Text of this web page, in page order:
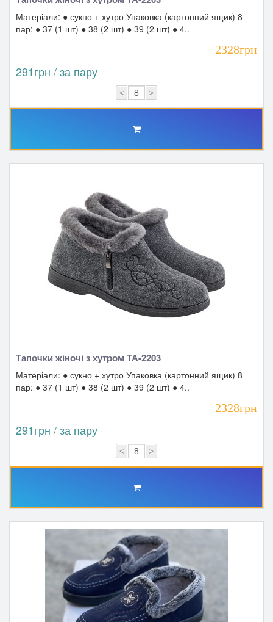
Матеріали: ● сукно + хутро Упаковка (картонний ящик) 8
пар: ● 37 (1 шт) ● 38 (2 шт) ● 39 (2 шт) ● 4..
2328грн
291грн / за пару
< >
Тапочки жіночі з хутром ТА-2203
Матеріали: ● сукно + хутро Упаковка (картонний ящик) 8
пар: ● 37 (1 шт) ● 38 (2 шт) ● 39 (2 шт) ● 4..
2328грн
291грн / за пару
< >